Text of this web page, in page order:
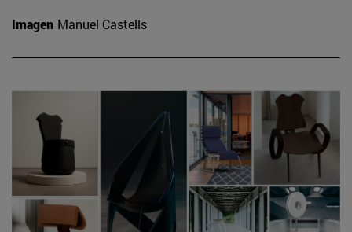
Imagen Manuel Castells